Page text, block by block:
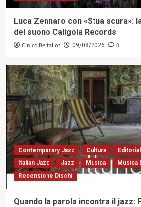
Luca Zennaro con «Stua scura»:
del suono Caligola Records
Cinico Bertallot 09/08/2026 0
Contemporary Jazz Cultura
Italian Jazz
Jazz Musica Musica
Recensione Dischi
Quando la parola incontra il jazz: